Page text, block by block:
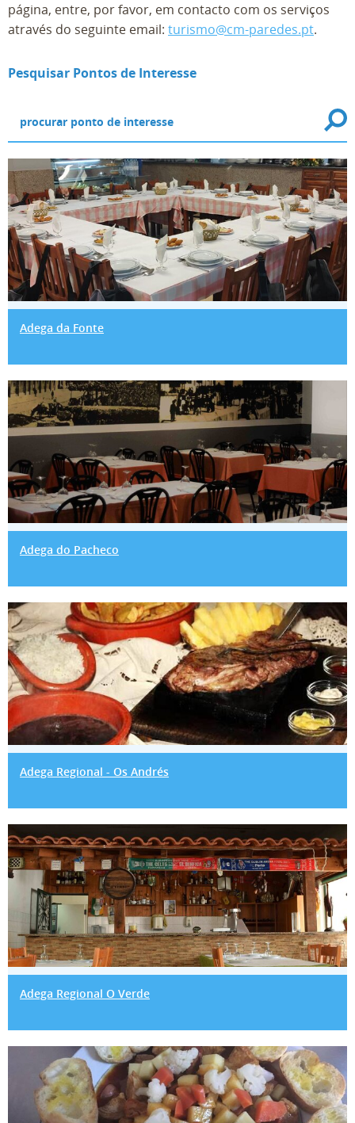
página, entre, por favor, em contacto com os serviços
através do seguinte email: turismo@cm-paredes.pt.
Pesquisar Pontos de Interesse
Adega da Fonte
Adega da Fonte
Adega do Pacheco
Adega do Pacheco
Adega Regional - Os Andrés
Adega Regional - Os Andrés
Adega Regional O Verde
Adega Regional O Verde
Adega Regional Poeira